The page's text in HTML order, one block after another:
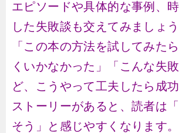
エピソードや具体的な事例、
した失敗談も交えてみましょ
「この本の方法を試してみた
くいかなかった」「こんな失
ど、こうやって工夫したら成
ストーリーがあると、読者は
そう」と感じやすくなります。